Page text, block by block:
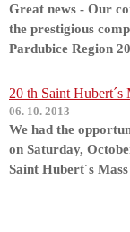
Great news - Our
the prestigious
Pardubice Region
20 th Saint
06. 10. 2013
We had the
on Saturday,
Saint Hubert´s